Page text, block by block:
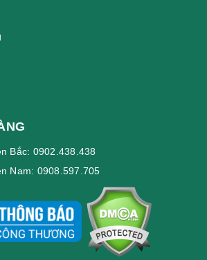
Bắc: 0902.438.438
Nam: 0908.597.705